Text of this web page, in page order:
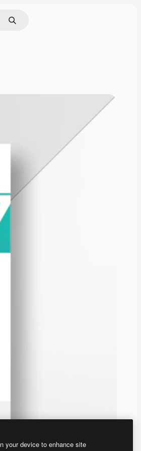
по изображению
Поиск
your device to enhance site